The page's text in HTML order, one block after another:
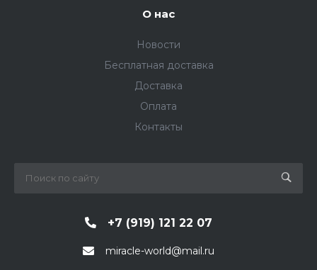
О нас
Новости
Бесплатная доставка
Доставка
Оплата
Контакты
+7 (919) 121 22 07
miracle-world@mail.ru